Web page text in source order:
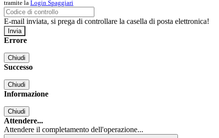
tramite la Login Spaggiari
E-mail inviata, si prega di controllare la casella di posta elettronica!
Errore
Chiudi
Successo
Chiudi
Informazione
Chiudi
Attendere...
Attendere il completamento dell'operazione...